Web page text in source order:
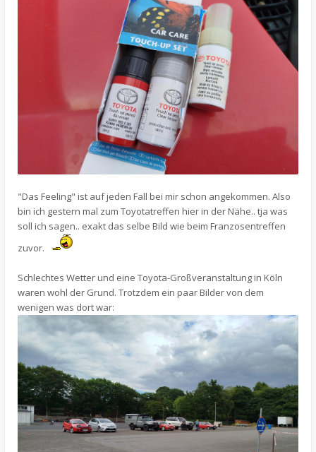
"Das Feeling" ist auf jeden Fall bei mir schon angekommen. Also
bin ich gestern mal zum Toyotatreffen hier in der Nähe.. tja was
soll ich sagen.. exakt das selbe Bild wie beim Franzosentreffen
zuvor.
Schlechtes Wetter und eine Toyota-Großveranstaltung in Köln
waren wohl der Grund. Trotzdem ein paar Bilder von dem
wenigen was dort war: